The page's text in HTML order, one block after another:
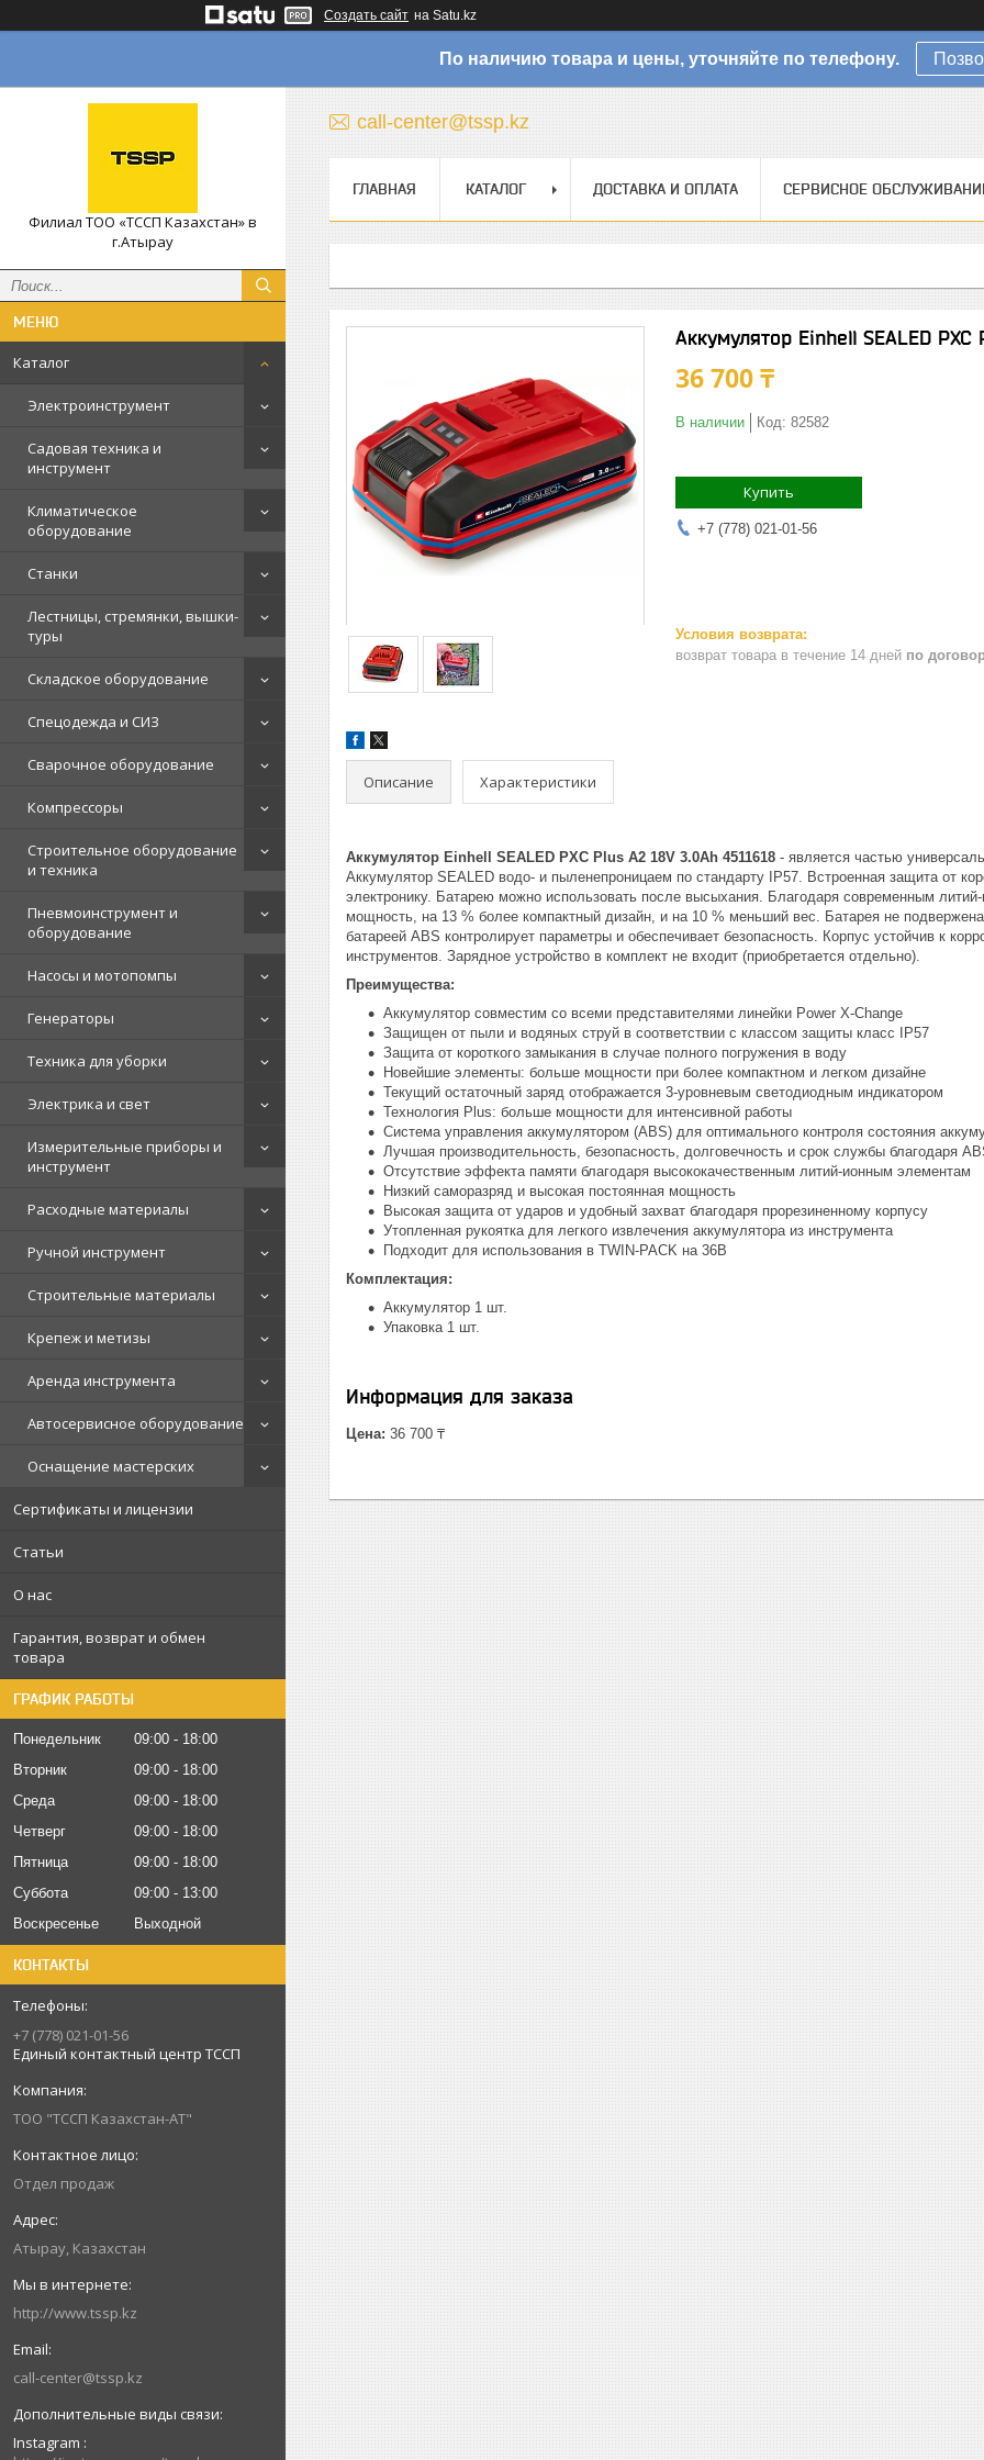
Создать сайт на Satu.kz
По наличию товара и цены, уточняйте по телефону.
Филиал ТОО «ТССП Казахстан» в
г.Атырау
Каталог
Электроинструмент
Садовая техника и
инструмент
Климатическое
оборудование
Станки
Лестницы, стремянки, вышки-
туры
Складское оборудование
Спецодежда и СИЗ
Сварочное оборудование
Компрессоры
Строительное оборудование
и техника
Пневмоинструмент и
оборудование
Насосы и мотопомпы
Генераторы
Техника для уборки
Электрика и свет
Измерительные приборы и
инструмент
Расходные материалы
Ручной инструмент
Строительные материалы
Крепеж и метизы
Аренда инструмента
Автосервисное оборудование
Оснащение мастерских
Сертификаты и лицензии
Статьи
О нас
Гарантия, возврат и обмен
товара
ГРАФИК РАБОТЫ
Понедельник 09:00
18:00
Вторник
09:00
18:00
Среда
09:00
18:00
Четверг
09:00
18:00
Пятница
09:00
18:00
Суббота
09:00
13:00
Воскресенье
Выходной
КОНТАКТЫ
+7 (778) 021-01-56
Единый контактный центр ТССП
ТОО "ТССП Казахстан-АТ"
Отдел продаж
Атырау, Казахстан
http://www.tssp.kz
call-center@tssp.kz
Instagram
call-center@tssp.kz
ГЛАВНАЯ КАТАЛОГ ДОСТАВКА И ОПЛАТА СЕРВИСНОЕ
Аккумулятор Einhell SEALED
36 700 ₸
В наличии Код: 82582
Купить
+7 (778) 021-01-56
возврат товара в течение 14 дней по
Описание Характеристики
Аккумулятор Einhell SEALED PXC Plus A2 18V 3.0Ah 4511618 - является частью
Аккумулятор SEALED водо- и пыленепроницаем по стандарту IP57. Встроенная защита от
электронику. Батарею можно использовать после высыхания. Благодаря современным
мощность, на 13 % более компактный дизайн, и на 10 % меньший вес. Батарея не
батареей ABS контролирует параметры и обеспечивает безопасность. Корпус устойчив к
инструментов. Зарядное устройство в комплект не входит (приобретается отдельно).
Преимущества:
Аккумулятор совместим со всеми представителями линейки Power X-Change
Защищен от пыли и водяных струй в соответствии с классом защиты класс IP57
Защита от короткого замыкания в случае полного погружения в воду
Новейшие элементы: больше мощности при более компактном и легком дизайне
Текущий остаточный заряд отображается 3-уровневым светодиодным индикатором
Технология Plus: больше мощности для интенсивной работы
Система управления аккумулятором (ABS) для оптимального контроля состояния
Лучшая производительность, безопасность, долговечность и срок службы благодаря
Отсутствие эффекта памяти благодаря высококачественным литий-ионным элементам
Низкий саморазряд и высокая постоянная мощность
Высокая защита от ударов и удобный захват благодаря прорезиненному корпусу
Утопленная рукоятка для легкого извлечения аккумулятора из инструмента
Подходит для использования в TWIN-PACK на 36В
Комплектация:
Аккумулятор 1 шт.
Упаковка 1 шт.
Информация для заказа
Цена: 36 700 ₸